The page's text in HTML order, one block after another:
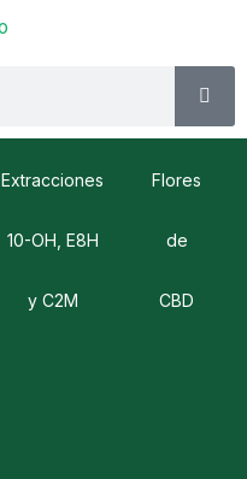
Extracciones
10-OH, E8H
y C2M
Flores
de
CBD